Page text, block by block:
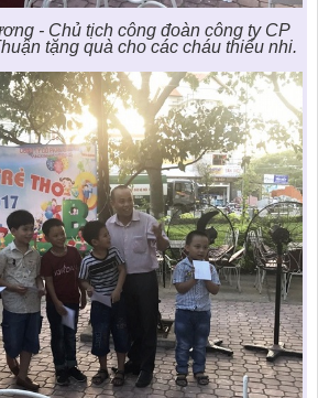
- Chủ tịch công đoàn công ty CP
tặng quà cho các cháu thiếu nhi.